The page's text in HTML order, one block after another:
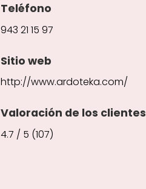
Teléfono
943 21 15 97
Sitio web
http://www.ardoteka.com/
Valoración de los clientes
4.7 / 5 (107)